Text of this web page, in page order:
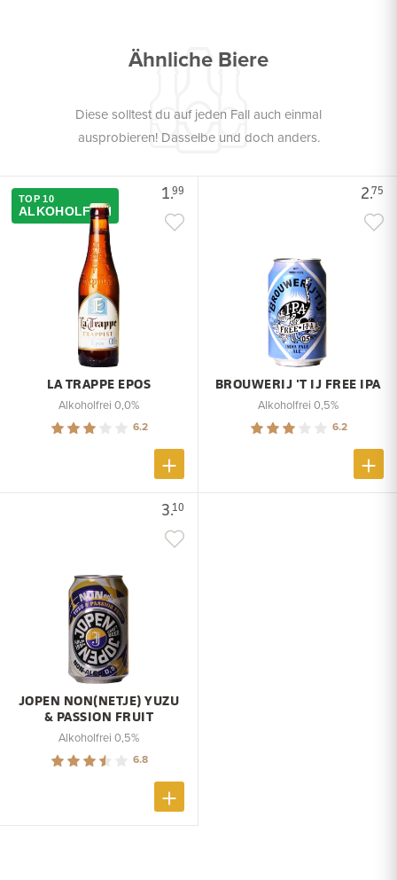
Ähnliche Biere
Diese solltest du auf jeden Fall auch einmal
ausprobieren! Dasselbe und doch anders.
1.99
TOP 10
ALKOHOLFREI
LA TRAPPE EPOS
Alkoholfrei 0,0%
6.2
2.75
BROUWERIJ 'T IJ FREE IPA
Alkoholfrei 0,5%
6.2
3.10
JOPEN NON(NETJE) YUZU
& PASSION FRUIT
Alkoholfrei 0,5%
6.8